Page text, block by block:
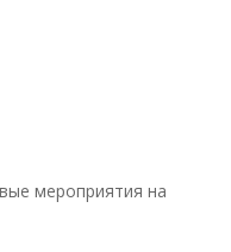
мероприятия на